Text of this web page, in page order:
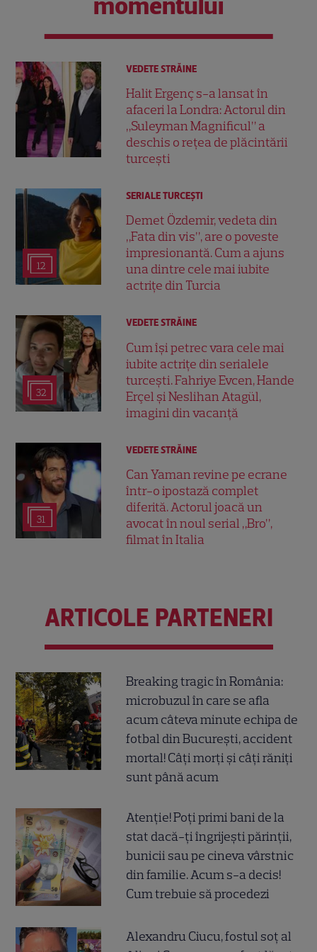
VEDETE STRĂINE
Halit Ergenç s-a lansat în
afaceri la Londra: Actorul din
„Suleyman Magnificul” a
deschis o rețea de plăcintării
turcești
12
SERIALE TURCEŞTI
Demet Özdemir, vedeta din
„Fata din vis”, are o poveste
impresionantă. Cum a ajuns
una dintre cele mai iubite
actrițe din Turcia
32
VEDETE STRĂINE
Cum își petrec vara cele mai
iubite actrițe din serialele
turcești. Fahriye Evcen, Hande
Erçel și Neslihan Atagül,
imagini din vacanță
31
VEDETE STRĂINE
Can Yaman revine pe ecrane
într-o ipostază complet
diferită. Actorul joacă un
avocat în noul serial „Bro”,
filmat în Italia
ARTICOLE PARTENERI
Breaking tragic în România:
microbuzul în care se afla
acum câteva minute echipa de
fotbal din București, accident
mortal! Câți morți și câți răniți
sunt până acum
Atenție! Poți primi bani de la
stat dacă-ți îngrijești părinții,
bunicii sau pe cineva vârstnic
din familie. Acum s-a decis!
Cum trebuie să procedezi
Alexandru Ciucu, fostul soț al